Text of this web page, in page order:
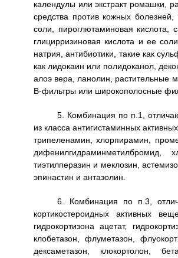
календулы или экстракт ромашки,
средства против кожных
соли, пироглютаминовая кислота,
глицирризиновая кислота и ее
натрия, антибиотики, такие как
как лидокаин или полидоканол,
алоэ вера, ланолин,
В-фильтры или широкополосные
5. Комбинация по п.1,
из класса антигистаминных
трипеленамин, хлорпирамин,
дифенилгидраминметилбромид,
тиэтилперазин и меклозин,
эпинастин и антазолин.
6. Комбинация по п.3,
кортикостероидных активных
гидрокортизона ацетат,
клобетазон, флуметазон,
дексаметазон, клокортолон,